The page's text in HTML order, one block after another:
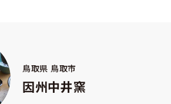
鳥取県 鳥取市
因州中井窯